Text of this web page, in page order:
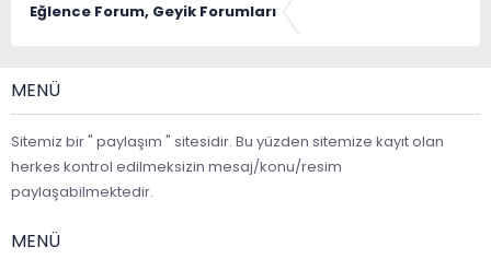
Eğlence Forum, Geyik Forumları
MENÜ
Sitemiz bir " paylaşım " sitesidir. Bu yüzden sitemize kayıt olan
herkes kontrol edilmeksizin mesaj/konu/resim
paylaşabilmektedir.
MENÜ